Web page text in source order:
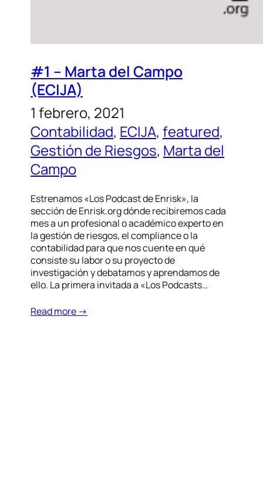
#1 – Marta del Campo
(ECIJA)
1 febrero, 2021
Contabilidad, ECIJA, featured
Gestión de Riesgos, Marta del
Campo
Estrenamos «Los Podcast de Enrisk», la
sección de Enrisk.org dónde recibiremos cada
mes a un profesional o académico experto en
la gestión de riesgos, el compliance o la
contabilidad para que nos cuente en qué
consiste su labor o su proyecto de
investigación y debatamos y aprendamos de
ello. La primera invitada a «Los Podcasts…
Read more →